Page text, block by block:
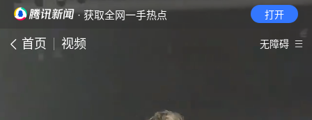
· 获取全网一手热点 打开
首页 视频 无障碍